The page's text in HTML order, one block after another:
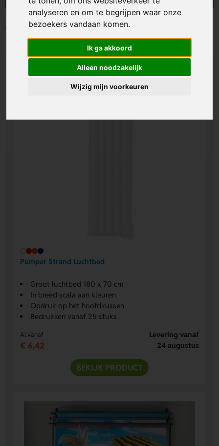
analyseren en om te begrijpen waar onze
bezoekers vandaan komen.
Ik ga akkoord
Alleen noodzakelijk
Wijzig mijn voorkeuren
zomer in beeld. Naast een opblaasbaar luchtbed
kies je ook uit een zwemband, strandkussen,
opblaasdier en meer. Bekijk ons aanbod.
Pumper Strand Luchtbed
Groot luchtbed 180 x 70 cm
In breed scala aan kleuren
Opdruk op het hoofdkussen
Bedrukken vanaf 25 stuks
Al vanaf
€ 6,42
Levering vanaf
24 augustus
BEKIJK PRODUCT